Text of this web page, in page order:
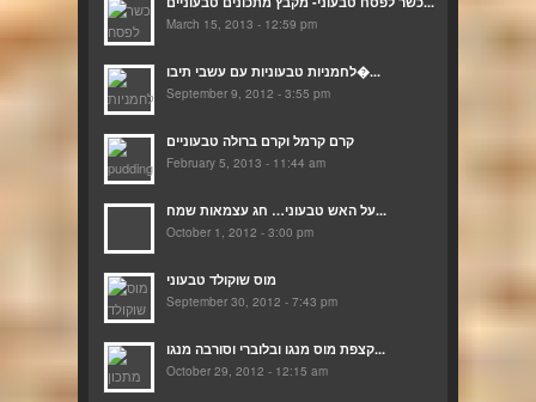
March 15, 2013 - 12:59 pm
לחמניות טבעוניות עם עשבי תיבו�...
September 9, 2012 - 3:55 pm
קרם קרמל וקרם ברולה טבעוניים
February 5, 2013 - 11:44 am
על האש טבעוני… חג עצמאות שמח...
October 1, 2012 - 3:00 pm
מוס שוקולד טבעוני
September 30, 2012 - 7:43 pm
קצפת מוס מנגו ובלוברי וסורבה מנגו...
October 29, 2012 - 12:15 am